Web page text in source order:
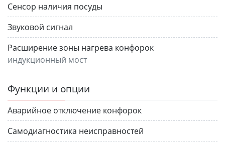
Сенсор наличия посуды
Звуковой сигнал
Расширение зоны нагрева конфорок
индукционный мост
Функции и опции
Аварийное отключение конфорок
Самодиагностика неисправностей